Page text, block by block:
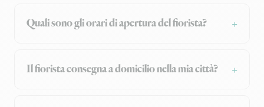
Quali sono gli orari di apertura del fiorista?
Il fiorista consegna a domicilio nella mia città?